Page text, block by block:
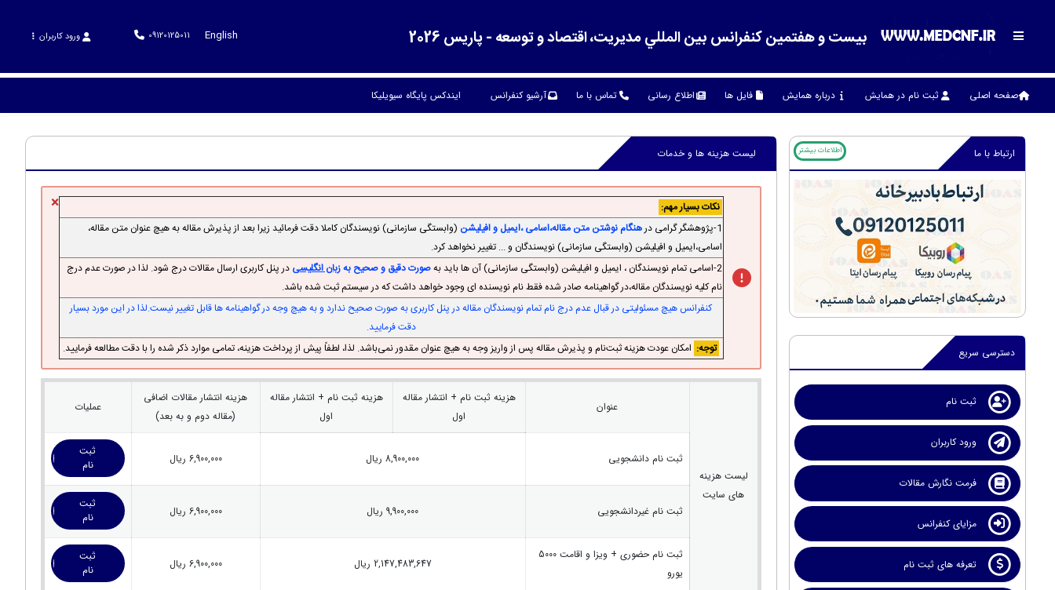
بیست و هفتمین کنفرانس بين المللي مديريت، اقتصاد و توسعه - پاریس 2026 English
09120125011 ورود کاربران
صفحه اصلی ثبت نام در همایش درباره همایش فایل ها اطلاع رسانی تماس با ما آرشیو کنفرانس ایندکس پایگاه سیویلیکا
ارتباط با ما اطلاعات بیشتر
دسترسی سریع
ثبت نام
ورود کاربران
فرمت نگارش مقالات
مزایای کنفرانس
تعرفه های ثبت نام
لیست هزینه ها و خدمات
نکات بسیار مهم:
1-پژوهشگر گرامی در
هنگام نوشتن متن مقاله،اسامی ،ایمیل و افیلیشن (وابستگی سازمانی) نویسندگان کاملا دقت فرمائید زیرا بعد از پذیرش مقاله به هیچ عنوان متن مقاله،
اسامی،ایمیل و افیلیشن (وابستگی سازمانی) نویسندگان و ... تغییر نخواهد کرد.
2-اسامی تمام نویسندگان ، ایمیل و افیلیشن (وابستگی سازمانی) آن ها باید به
صورت دقیق و صحیح بهزبان انگلیسی در پنل کاربری ارسال مقالات درج شود. لذا در صورت عدم درج
نام کلیه نویسندگان مقاله،در گواهینامه صادر شده فقط نام نویسنده ای وجود خواهد داشت که در سیستم ثبت شده باشد.
کنفرانس هیچ مسئولیتی در قبال عدم درج نام تمام نویسندگان مقاله در پنل کاربری به صورت صحیح ندارد و به هیچ وجه در گواهینامه ها قابل تغییر نیست.لذا در این مورد بسیار
دقت فرمایید.
توجه: امکان عودت هزینه ثبت‌نام و پذیرش مقاله پس از واریز وجه به هیچ عنوان مقدور نمی‌باشد. لذا، لطفاً پیش از پرداخت هزینه، تمامی موارد ذکر شده را با دقت مطالعه فرمایید.
×
لیست هزینه
های سایت
عنوان
هزینه ثبت نام + انتشار مقاله
اول
هزینه ثبت نام + انتشار مقاله
اول
هزینه انتشار مقالات اضافی
(مقاله دوم و به بعد)
عملیات
ثبت نام دانشجویی 8,900,000 ریال 6,900,000 ریال
ثبت
نام
ثبت نام غیردانشجویی 9,900,000 ریال 6,900,000 ریال
ثبت
نام
ثبت نام حضوری + ویزا و اقامت 5000
یورو
2,147,483,647 ریال 6,900,000 ریال
ثبت
نام